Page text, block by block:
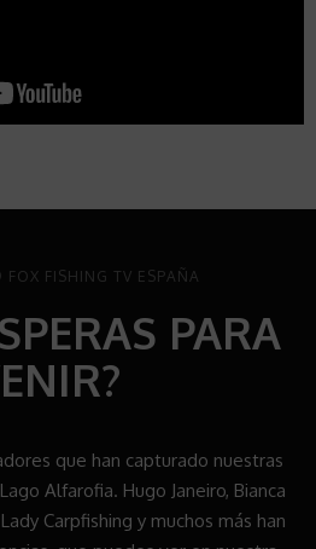
FISHING TV ESPAÑA
PARA
que han capturado nuestras
Alfarofia. Hugo Janeiro, Bianca
Carpfishing y muchos más han